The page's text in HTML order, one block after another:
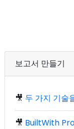
보고서 만들기
🎥 두 가지 기술
🎥 BuiltWith